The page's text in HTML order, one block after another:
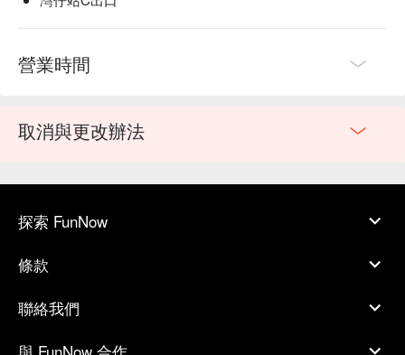
營業時間
取消與更改辦法
探索 FunNow
條款
聯絡我們
與 FunNow 合作